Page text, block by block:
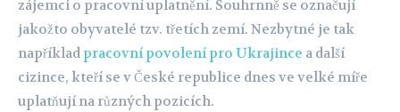
zájemci o pracovní uplatnění. Souhrnně se označují
jakožto obyvatelé tzv. třetích zemí. Nezbytné je tak
napříkladpracovní povolení pro Ukrajince a další
cizince, kteří se v České republice dnes ve velké míře
uplatňují na různých pozicích.